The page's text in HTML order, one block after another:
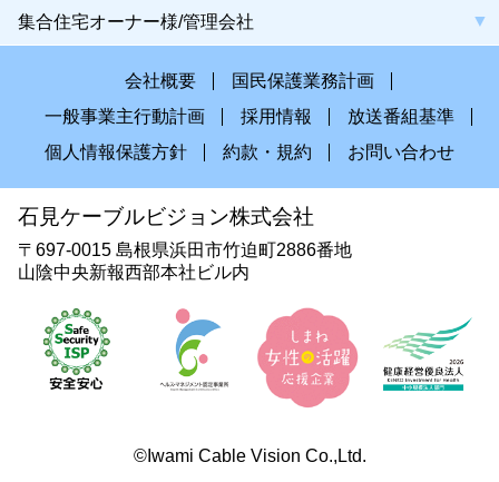
集合住宅オーナー様/管理会社
会社概要
国民保護業務計画
一般事業主行動計画
採用情報
放送番組基準
個人情報保護方針
約款・規約 お問い合わせ
石見ケーブルビジョン株式会社
〒697-0015 島根県浜田市竹迫町2886番地
山陰中央新報西部本社ビル内
©Iwami Cable Vision Co.,Ltd.